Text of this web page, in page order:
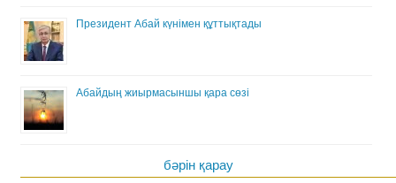
Президент Абай күнімен құттықтады
Абайдың жиырмасыншы қара сөзі
бәрін қарау